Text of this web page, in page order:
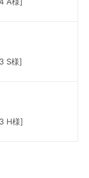
S様]
H様]